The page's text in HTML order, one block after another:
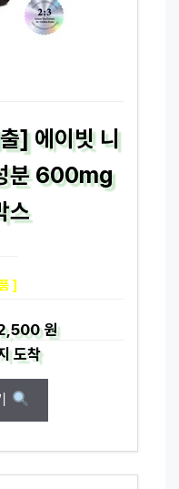
] 에이빗 니
분 600mg
스
]
원
도착